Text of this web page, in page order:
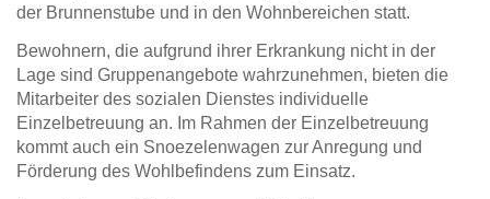
der Brunnenstube und in den Wohnbereichen statt.
Bewohnern, die aufgrund ihrer Erkrankung nicht in der
Lage sind Gruppenangebote wahrzunehmen, bieten die
Mitarbeiter des sozialen Dienstes individuelle
Einzelbetreuung an. Im Rahmen der Einzelbetreuung
kommt auch ein Snoezelenwagen zur Anregung und
Förderung des Wohlbefindens zum Einsatz.